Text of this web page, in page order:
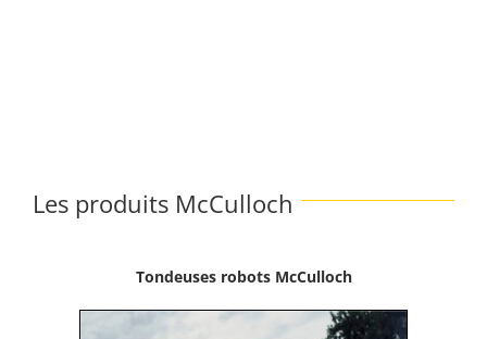
Les produits McCulloch
Tondeuses robots McCulloch